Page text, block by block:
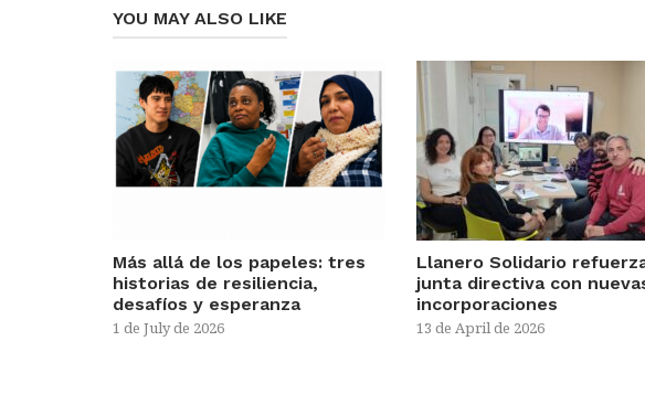
YOU MAY ALSO LIKE
Más allá de los papeles: tres
historias de resiliencia,
desafíos y esperanza
1 de July de 2026
Llanero Solidario
junta directiva con
incorporaciones
13 de April de 2026